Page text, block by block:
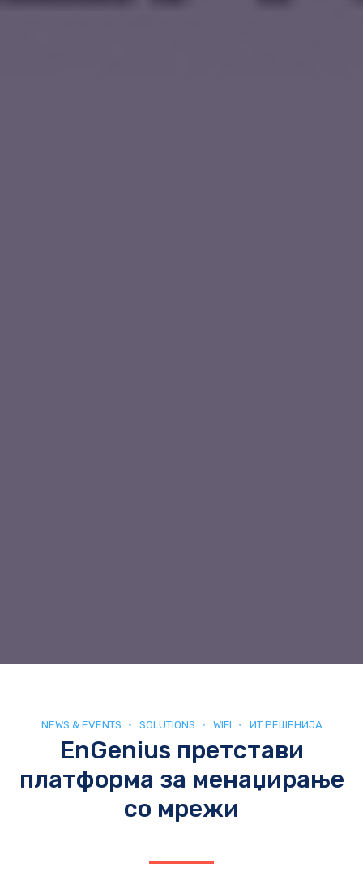
NEWS & EVENTS SOLUTIONS WIFI ИТ РЕШЕНИЈА
EnGenius претстави
платформа за менаџирање
со мрежи